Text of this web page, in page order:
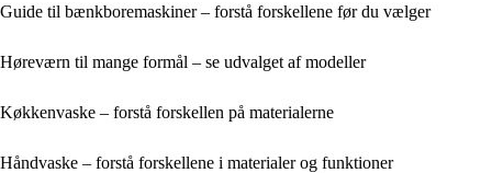
Guide til bænkboremaskiner – forstå forskellene før du vælger
Høreværn til mange formål – se udvalget af modeller
Køkkenvaske – forstå forskellen på materialerne
Håndvaske – forstå forskellene i materialer og funktioner